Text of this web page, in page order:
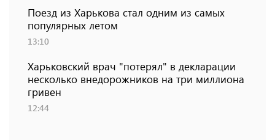
Поезд из Харькова стал одним из самых
популярных летом
13:10
Харьковский врач "потерял" в декларации
несколько внедорожников на три миллиона
гривен
12:44